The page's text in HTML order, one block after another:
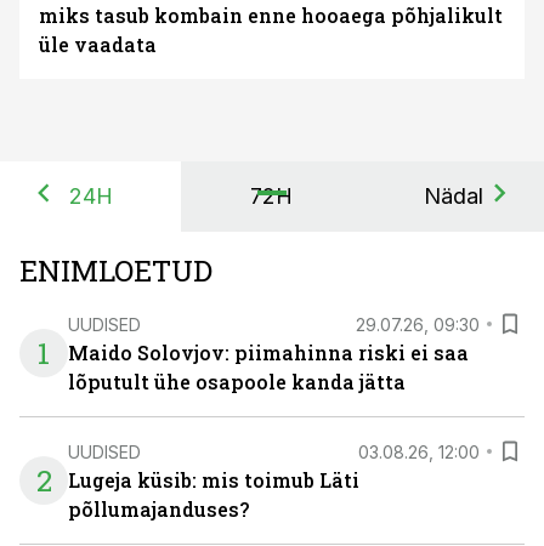
miks tasub kombain enne hooaega põhjalikult
üle vaadata
24H 72H Nädal
ENIMLOETUD
1
UUDISED 29.07.26, 09:30
Maido Solovjov: piimahinna riski ei saa
lõputult ühe osapoole kanda jätta
2
UUDISED 03.08.26, 12:00
Lugeja küsib: mis toimub Läti
põllumajanduses?